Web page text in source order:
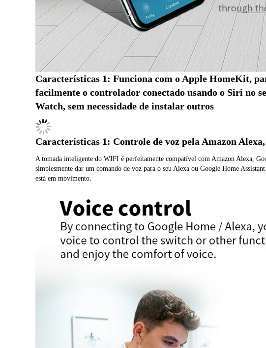
Características 1: Funciona com o Apple HomeKit,
facilmente o controlador conectado usando o Siri no
Watch, sem necessidade de instalar outros
Características 1: Controle de voz pela Amazon
A tomada inteligente do WIFI é perfeitamente compatível com Amazon Alexa,
simplesmente dar um comando de voz para o seu Alexa ou Google Home
está em movimento.